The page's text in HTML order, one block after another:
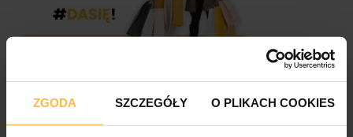
ZGODA SZCZEGÓŁY O PLIKACH COOKIES
HAUL ZAKUPOWY – SFINANSUJ KONSUMPCYJNE
SZALEŃSTWO I WYPROMUJ SWÓJ KANAŁ W SOCIAL